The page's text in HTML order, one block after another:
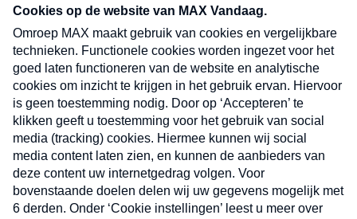
nieuwsbrief. Elke vrijdag- en dinsdagochtend in
uw mailbox.
Verzend